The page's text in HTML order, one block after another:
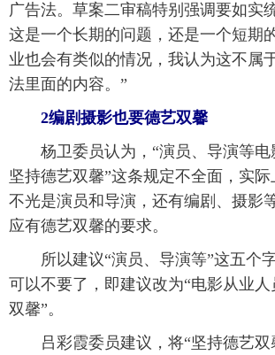
广告法。草案二审稿特别强调要如实
这是一个长期的问题，还是一个短期
业也会有类似的情况，我认为这不属
法里面的内容。”
2编剧摄影也要德艺双馨
杨卫委员认为，“演员、导演等电
坚持德艺双馨”这条规定不全面，实
不光是演员和导演，还有编剧、摄影
应有德艺双馨的要求。
所以建议“演员、导演等”这五个
可以不要了，即建议改为“电影从业
双馨”。
吕彩霞委员建议，将“坚持德艺双